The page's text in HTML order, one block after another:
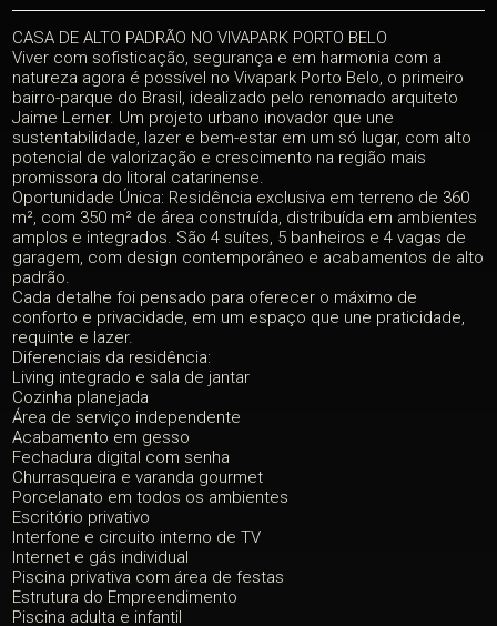
CASA DE ALTO PADRÃO NO VIVAPARK PORTO BELO
Viver com sofisticação, segurança e em harmonia com a
natureza agora é possível no Vivapark Porto Belo, o primeiro
bairro-parque do Brasil, idealizado pelo renomado arquiteto
Jaime Lerner. Um projeto urbano inovador que une
sustentabilidade, lazer e bem-estar em um só lugar, com alto
potencial de valorização e crescimento na região mais
promissora do litoral catarinense.
Oportunidade Única: Residência exclusiva em terreno de 360
m², com 350 m² de área construída, distribuída em ambientes
amplos e integrados. São 4 suítes, 5 banheiros e 4 vagas de
garagem, com design contemporâneo e acabamentos de alto
padrão.
Cada detalhe foi pensado para oferecer o máximo de
conforto e privacidade, em um espaço que une praticidade,
requinte e lazer.
Diferenciais da residência:
Living integrado e sala de jantar
Cozinha planejada
Área de serviço independente
Acabamento em gesso
Fechadura digital com senha
Churrasqueira e varanda gourmet
Porcelanato em todos os ambientes
Escritório privativo
Interfone e circuito interno de TV
Internet e gás individual
Piscina privativa com área de festas
Estrutura do Empreendimento
Piscina adulta e infantil